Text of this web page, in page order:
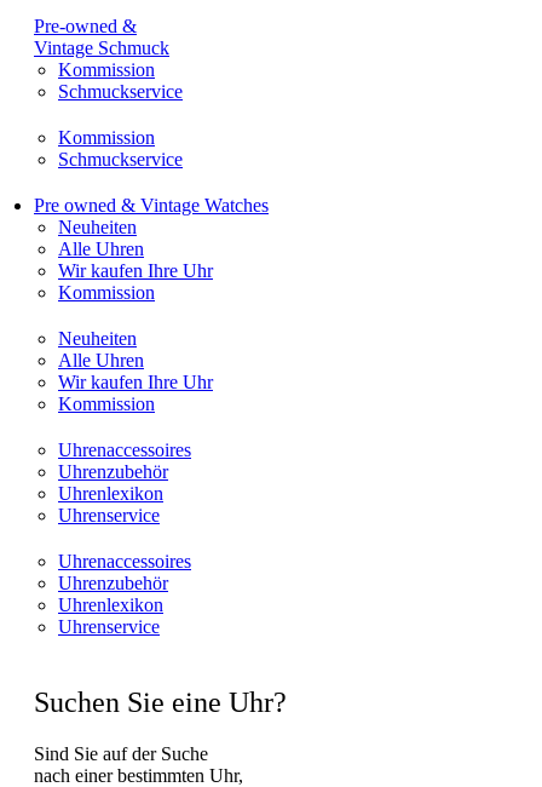
Pre-owned &
Vintage Schmuck
Kommission
Schmuckservice
Kommission
Schmuckservice
Pre owned & Vintage Watches
Neuheiten
Alle Uhren
Wir kaufen Ihre Uhr
Kommission
Neuheiten
Alle Uhren
Wir kaufen Ihre Uhr
Kommission
Uhrenaccessoires
Uhrenzubehör
Uhrenlexikon
Uhrenservice
Uhrenaccessoires
Uhrenzubehör
Uhrenlexikon
Uhrenservice
Suchen Sie eine Uhr?
Sind Sie auf der Suche
nach einer bestimmten Uhr,